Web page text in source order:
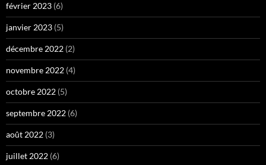
février 2023 (6)
janvier 2023 (5)
décembre 2022 (2)
novembre 2022 (4)
octobre 2022 (5)
septembre 2022 (6)
août 2022 (3)
juillet 2022 (6)